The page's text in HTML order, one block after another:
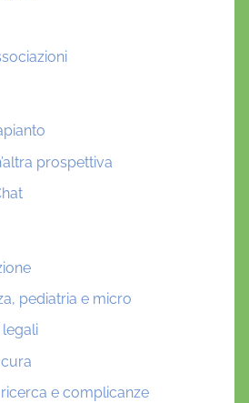
prospettiva
pediatria e micro
legali
ricerca e complicanze